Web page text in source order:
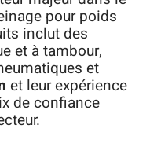
pour poids
inclut des
et à tambour,
et
et leur expérience
de confiance